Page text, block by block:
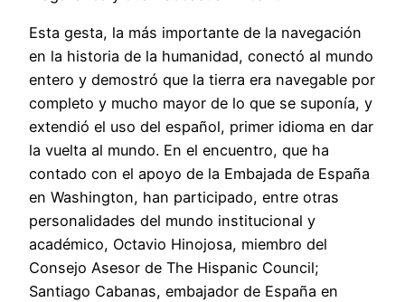
Esta gesta, la más importante de la navegación
en la historia de la humanidad, conectó al mundo
entero y demostró que la tierra era navegable por
completo y mucho mayor de lo que se suponía, y
extendió el uso del español, primer idioma en dar
la vuelta al mundo. En el encuentro, que ha
contado con el apoyo de la Embajada de España
en Washington, han participado, entre otras
personalidades del mundo institucional y
académico, Octavio Hinojosa, miembro del
Consejo Asesor de The Hispanic Council;
Santiago Cabanas, embajador de España en